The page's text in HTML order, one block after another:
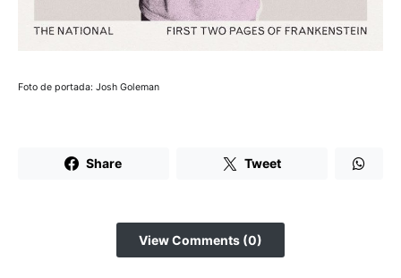
Foto de portada: Josh Goleman
Share Tweet
View Comments (0)